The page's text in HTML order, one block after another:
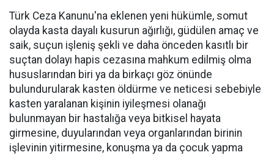
Türk Ceza Kanunu'na eklenen yeni hükümle, somut
olayda kasta dayalı kusurun ağırlığı, güdülen amaç ve
saik, suçun işleniş şekli ve daha önceden kasıtlı bir
suçtan dolayı hapis cezasına mahkum edilmiş olma
hususlarından biri ya da birkaçı göz önünde
bulundurularak kasten öldürme ve neticesi sebebiyle
kasten yaralanan kişinin iyileşmesi olanağı
bulunmayan bir hastalığa veya bitkisel hayata
girmesine, duyularından veya organlarından birinin
işlevinin yitirmesine, konuşma ya da çocuk yapma